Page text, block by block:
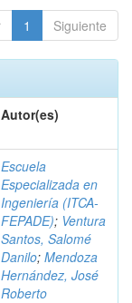
1 Siguiente
Autor(es)
Escuela
Especializada en
Ingeniería (ITCA-
FEPADE); Ventura
Santos, Salomé
Danilo; Mendoza
Hernández, José
Roberto